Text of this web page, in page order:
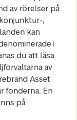
av rörelser på
,
kan
i
du att läsa
av
Asset
fonderna. En
på